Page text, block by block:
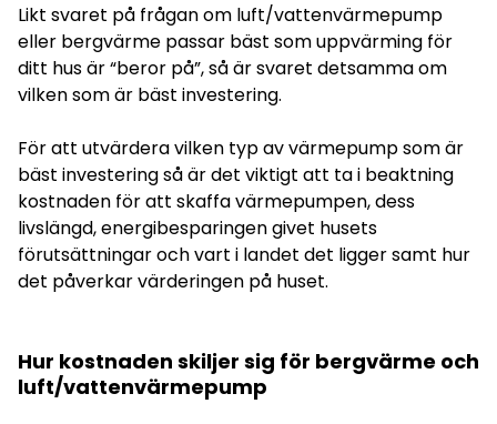
Likt svaret på frågan om luft/vattenvärmepump
eller bergvärme passar bäst som uppvärming för
ditt hus är “beror på”, så är svaret detsamma om
vilken som är bäst investering.
För att utvärdera vilken typ av värmepump som är
bäst investering så är det viktigt att ta i beaktning
kostnaden för att skaffa värmepumpen, dess
livslängd, energibesparingen givet husets
förutsättningar och vart i landet det ligger samt hur
det påverkar värderingen på huset.
Hur kostnaden skiljer sig för bergvärme och
luft/vattenvärmepump